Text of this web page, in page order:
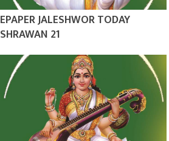
EPAPER JALESHWOR TODAY
SHRAWAN 21